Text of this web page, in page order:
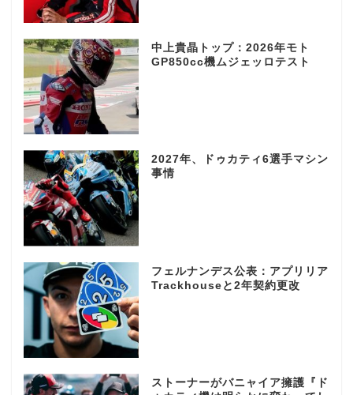
中上貴晶トップ：2026年モト
GP850cc機ムジェッロテスト
2027年、ドゥカティ6選手マシン
事情
フェルナンデス公表：アプリリア
Trackhouseと2年契約更改
ストーナーがバニャイア擁護『ド